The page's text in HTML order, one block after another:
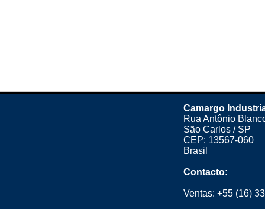
Camargo
Rua Antônio
São Carlos / SP
CEP: 13567-060
Brasil
Contacto:
Ventas: +55 (16)